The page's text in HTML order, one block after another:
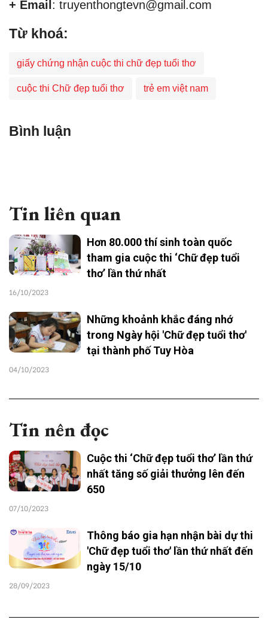
+ Email : truyenthongtevn@gmail.com
Từ khoá:
giấy chứng nhận cuộc thi chữ đẹp tuổi thơ
cuộc thi Chữ đẹp tuổi thơ trẻ em việt nam
Bình luận
Tin liên quan
Hơn 80.000 thí sinh toàn quốc
tham gia cuộc thi ‘Chữ đẹp tuổi
thơ’ lần thứ nhất
16/10/2023
Những khoảnh khắc đáng nhớ
trong Ngày hội 'Chữ đẹp tuổi thơ'
tại thành phố Tuy Hòa
04/10/2023
Tin nên đọc
Cuộc thi ‘Chữ đẹp tuổi thơ’ lần thứ
nhất tăng số giải thưởng lên đến
650
07/10/2023
Thông báo gia hạn nhận bài dự thi
'Chữ đẹp tuổi thơ' lần thứ nhất đến
ngày 15/10
28/09/2023